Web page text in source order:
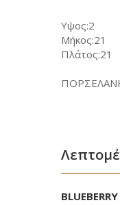
Υψος:2
Μήκος:21
Πλάτος:21